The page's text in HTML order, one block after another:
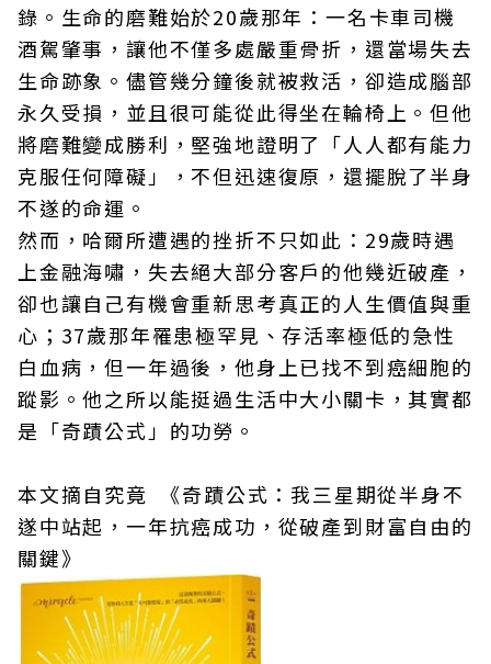
錄。生命的磨難始於20歲那年：一名卡車司機
酒駕肇事，讓他不僅多處嚴重骨折，還當場失去
生命跡象。儘管幾分鐘後就被救活，卻造成腦部
永久受損，並且很可能從此得坐在輪椅上。但他
將磨難變成勝利，堅強地證明了「人人都有能力
克服任何障礙」，不但迅速復原，還擺脫了半身
不遂的命運。
然而，哈爾所遭遇的挫折不只如此：29歲時遇
上金融海嘯，失去絕大部分客戶的他幾近破產，
卻也讓自己有機會重新思考真正的人生價值與重
心；37歲那年罹患極罕見、存活率極低的急性
白血病，但一年過後，他身上已找不到癌細胞的
蹤影。他之所以能挺過生活中大小關卡，其實都
是「奇蹟公式」的功勞。
本文摘自究竟 《奇蹟公式：我三星期從半身不
遂中站起，一年抗癌成功，從破產到財富自由的
關鍵》